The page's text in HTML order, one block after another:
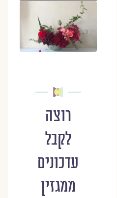
רוצה
לקבל
עדכונים
ממגזין